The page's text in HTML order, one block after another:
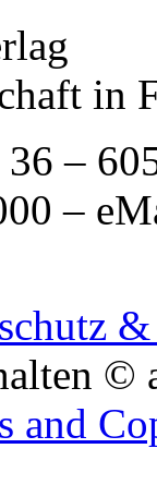
in
36 –
–
©
and